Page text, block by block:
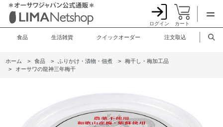
ログイン カート
食品 生活雑貨 クイックオーダー 注文取込
ホーム > 食品 > ふりかけ・漬物・佃煮 >
梅干し・梅加工品
>
オーサワの龍神三年梅干